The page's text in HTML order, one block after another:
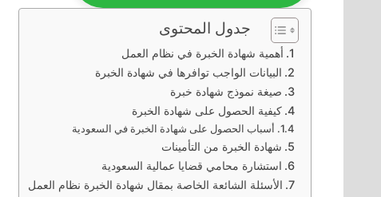
جدول المحتوى
أهمية شهادة الخبرة في نظام العمل
البيانات الواجب توافرها في شهادة الخبرة
صيغة نموذج شهادة خبرة
كيفية الحصول على شهادة الخبرة
أسباب الحصول على شهادة الخبرة في السعودية
شهادة الخبرة من التأمينات
استشارة محامي قضايا عمالية السعودية
الأسئلة الشائعة الخاصة بمقال شهادة الخبرة نظام العمل